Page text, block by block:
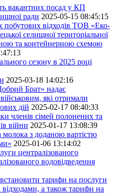
вакантних посад у КП
ради 2025-05-15 08:45:15
побутових відходів ТОВ «Еко-
селищної територіальної
та контейнерною схемою
сезону в 2025 році
2025-03-18 14:02:16
Брат» надає
які отримали
дій 2025-02-17 08:40:33
членів сімей полонених та
війни 2025-01-17 13:08:39
з доданою вартістю
2025-01-06 13:14:02
централізованого
водовідведення
тарифи на послуги
а також тарифи на